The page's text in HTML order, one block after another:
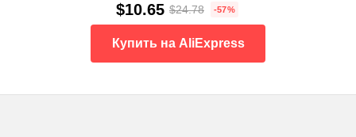
$10.65 $24.78 -57%
Купить на AliExpress